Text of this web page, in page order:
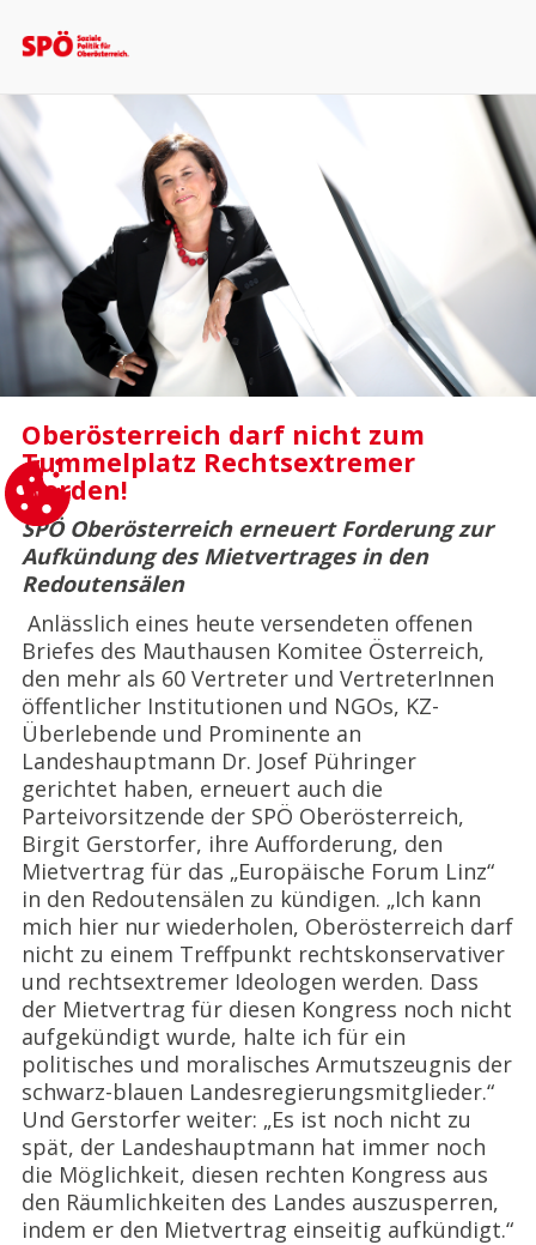
Oberösterreich darf nicht zum
Tummelplatz Rechtsextremer
werden!
SPÖ Oberösterreich erneuert Forderung zur
Aufkündung des Mietvertrages in den
Redoutensälen
Anlässlich eines heute versendeten offenen
Briefes des Mauthausen Komitee Österreich,
den mehr als 60 Vertreter und VertreterInnen
öffentlicher Institutionen und NGOs, KZ-
Überlebende und Prominente an
Landeshauptmann Dr. Josef Pühringer
gerichtet haben, erneuert auch die
Parteivorsitzende der SPÖ Oberösterreich,
Birgit Gerstorfer, ihre Aufforderung, den
Mietvertrag für das „Europäische Forum Linz“
in den Redoutensälen zu kündigen. „Ich kann
mich hier nur wiederholen, Oberösterreich darf
nicht zu einem Treffpunkt rechtskonservativer
und rechtsextremer Ideologen werden. Dass
der Mietvertrag für diesen Kongress noch nicht
aufgekündigt wurde, halte ich für ein
politisches und moralisches Armutszeugnis der
schwarz-blauen Landesregierungsmitglieder.“
Und Gerstorfer weiter: „Es ist noch nicht zu
spät, der Landeshauptmann hat immer noch
die Möglichkeit, diesen rechten Kongress aus
den Räumlichkeiten des Landes auszusperren,
indem er den Mietvertrag einseitig aufkündigt.“